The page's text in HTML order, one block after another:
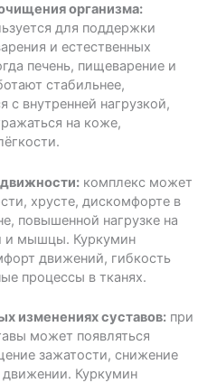
организма:
для поддержки
и естественных
печень, пищеварение и
стабильнее,
с внутренней нагрузкой,
на коже,
комплекс может
хрусте, дискомфорте в
повышенной нагрузке на
и мышцы. Куркумин
движений, гибкость
процессы в тканях.
изменениях суставов:при
может появляться
зажатости, снижение
Куркумин